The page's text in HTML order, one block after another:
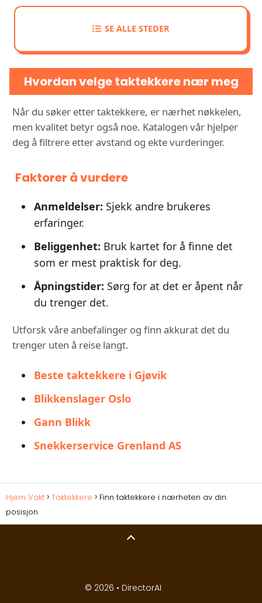
SE ALLE STEDER
Hvordan velge taktekkere nær meg
Når du søker etter taktekkere, er nærhet nøkkelen,
men kvalitet betyr også noe. Katalogen vår hjelper
deg å filtrere etter avstand og ekte vurderinger.
Faktorer å vurdere
Anmeldelser: Sjekk andre brukeres
erfaringer.
Beliggenhet: Bruk kartet for å finne det
som er mest praktisk for deg.
Åpningstider: Sørg for at det er åpent når
du trenger det.
Utforsk våre anbefalinger og finn akkurat det du
trenger uten å reise langt.
Beste taktekkere i Gjøvik
Blikkenslager Oslo
Gann Blikk
Snekkerservice Grenland AS
Hjem Vakt Taktekkere
Finn taktekkere i nærheten av din
posisjon
© 2026 • DirectorAI